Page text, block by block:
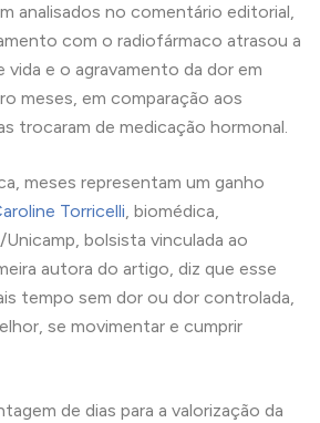
analisados no comentário editorial,
com o radiofármaco atrasou a
vida e o agravamento da dor em
meses, em comparação aos
trocaram de medicação hormonal.
meses representam um ganho
Torricelli, biomédica,
bolsista vinculada ao
autora do artigo, diz que esse
tempo sem dor ou dor controlada,
se movimentar e cumprir
de dias para a valorização da